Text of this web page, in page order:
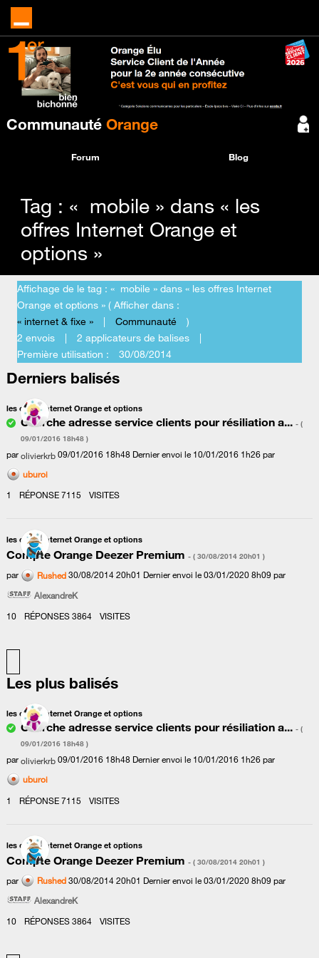
Communauté Orange
Forum Blog
Tag : « mobile » dans « les
offres Internet Orange et
options »
Affichage de le tag : « mobile » dans « les offres Internet
Orange et options » ( Afficher dans :
« internet & fixe »
Communauté
)
2 envois
2 applicateurs de balises
Première utilisation :
‎30/08/2014
Derniers balisés
les offres Internet Orange et options
Cherche adresse service clients pour résiliation a...- (
‎09/01/2016 18h48 )
parolivierkrb‎09/01/2016 18h48 Dernier envoi le ‎10/01/2016 1h26par
uburoi
1
RÉPONSE7115 VISITES
les offres Internet Orange et options
Compte Orange Deezer Premium - ( ‎30/08/2014 20h01 )
par Rushed‎30/08/201420h01 Dernier envoi le‎03/01/20208h09par
AlexandreK
10
RÉPONSES3864 VISITES
Les plus balisés
les offres Internet Orange et options
Cherche adresse service clients pour résiliation a...- (
‎09/01/2016 18h48 )
parolivierkrb‎09/01/2016 18h48 Dernier envoi le ‎10/01/2016 1h26par
uburoi
1
RÉPONSE7115 VISITES
les offres Internet Orange et options
Compte Orange Deezer Premium - ( ‎30/08/2014 20h01 )
par Rushed‎30/08/201420h01 Dernier envoi le‎03/01/20208h09par
AlexandreK
10
RÉPONSES3864 VISITES